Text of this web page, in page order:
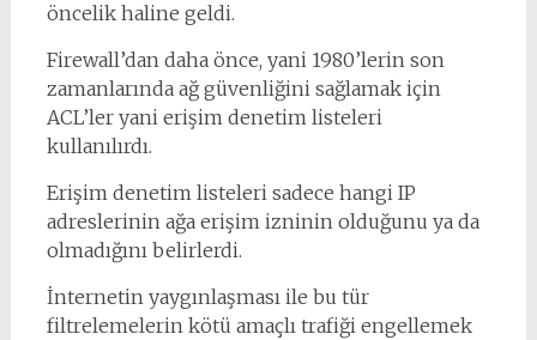
öncelik haline geldi.
Firewall’dan daha önce, yani 1980’lerin son
zamanlarında ağ güvenliğini sağlamak için
ACL’ler yani erişim denetim listeleri
kullanılırdı.
Erişim denetim listeleri sadece hangi IP
adreslerinin ağa erişim izninin olduğunu ya da
olmadığını belirlerdi.
İnternetin yaygınlaşması ile bu tür
filtrelemelerin kötü amaçlı trafiği engellemek